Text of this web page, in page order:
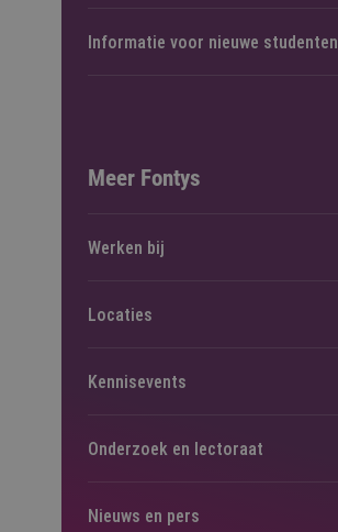
Informatie voor nieuwe studenten
Meer Fontys
Werken bij
Locaties
Kennisevents
Onderzoek en lectoraat
Nieuws en pers